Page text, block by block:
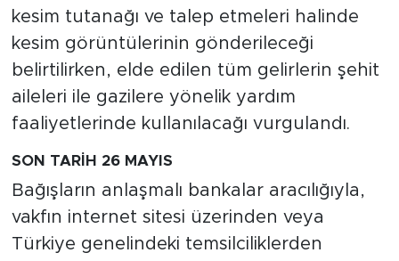
kesim tutanağı ve talep etmeleri halinde
kesim görüntülerinin gönderileceği
belirtilirken, elde edilen tüm gelirlerin şehit
aileleri ile gazilere yönelik yardım
faaliyetlerinde kullanılacağı vurgulandı.
SON TARİH 26 MAYIS
Bağışların anlaşmalı bankalar aracılığıyla,
vakfın internet sitesi üzerinden veya
Türkiye genelindeki temsilciliklerden